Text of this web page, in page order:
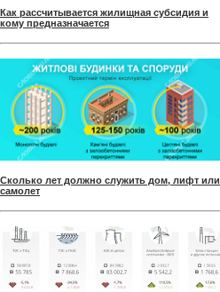
Как рассчитывается жилищная субсидия и
кому предназначается
Сколько лет должно служить дом, лифт или
самолет